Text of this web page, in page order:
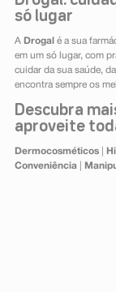
só lugar
A Drogal é a sua
em um só lugar, com
cuidar da sua saúde,
encontra sempre os
Descubra
aproveite
Dermocosméticos|
Conveniência|